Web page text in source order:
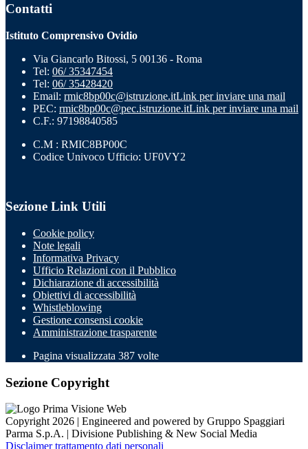
Contatti
Istituto Comprensivo Ovidio
Via Giancarlo Bitossi, 5 00136 - Roma
Tel: 06/ 35347454
Tel: 06/ 35428420
Email: rmic8bp00c@istruzione.itLink per inviare una mail
PEC: rmic8bp00c@pec.istruzione.itLink per inviare una mail
C.F.: 97198840585
C.M : RMIC8BP00C
Codice Univoco Ufficio: UF0VY2
Sezione Link Utili
Cookie policy
Note legali
Informativa Privacy
Ufficio Relazioni con il Pubblico
Dichiarazione di accessibilità
Obiettivi di accessibilità
Whistleblowing
Gestione consensi cookie
Amministrazione trasparente
Pagina visualizzata 387 volte
Sezione Copyright
Copyright 2026 | Engineered and powered by Gruppo Spaggiari
Parma S.p.A. | Divisione Publishing & New Social Media
Disclaimer trattamento dati personali